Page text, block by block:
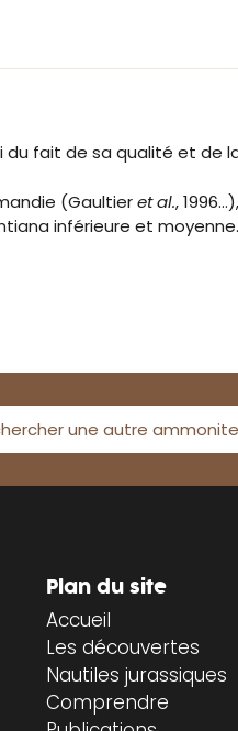
fait de sa qualité et de
(Gaultieret al.,
inférieure et moyenne.
une autre ammonite
Plan du site
Accueil
Les découvertes
Nautiles jurassiques
Comprendre